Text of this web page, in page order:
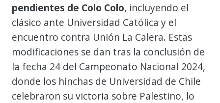
pendientes de Colo Colo, incluyendo el
clásico ante Universidad Católica y el
encuentro contra Unión La Calera. Estas
modificaciones se dan tras la conclusión de
la fecha 24 del Campeonato Nacional 2024,
donde los hinchas de Universidad de Chile
celebraron su victoria sobre Palestino, lo